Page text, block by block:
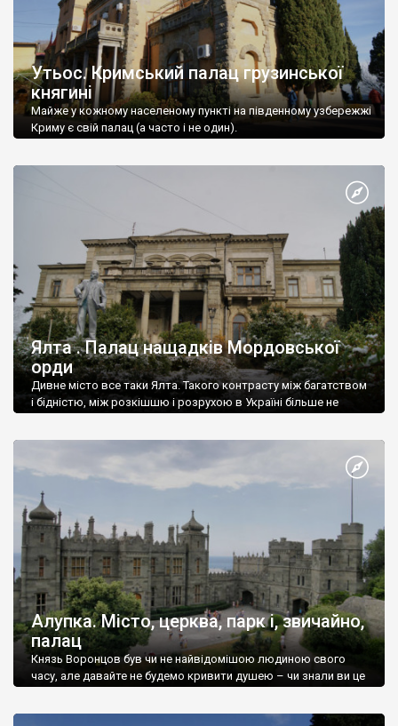
Утьос. Кримський палац грузинської
княгині
Майже у кожному населеному пункті на південному узбережжі
Криму є свій палац (а часто і не один).
Ялта . Палац нащадків Мордовської
орди
Дивне місто все таки Ялта. Такого контрасту між багатством
і бідністю, між розкішшю і розрухою в Україні більше не
Алупка. Місто, церква, парк і, звичайно,
палац
Князь Воронцов був чи не найвідомішою людиною свого
часу, але давайте не будемо кривити душею – чи знали ви це